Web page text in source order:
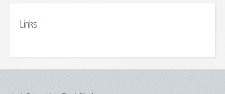
Links